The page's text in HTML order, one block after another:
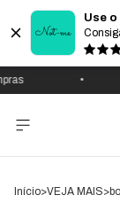
Use
Início>VEJA MAIS>